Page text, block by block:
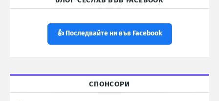
👍 Последвайте ни във Facebook
СПОНСОРИ